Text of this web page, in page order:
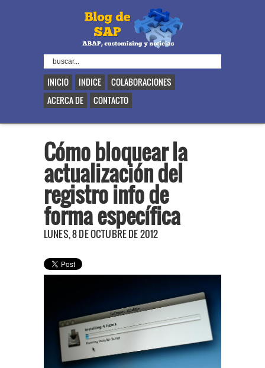
INICIO INDICE
COLABORACIONES
ACERCA DE
CONTACTO
Cómo bloquear la
actualización del
registro info de
forma específica
LUNES, 8 DE OCTUBRE DE 2012